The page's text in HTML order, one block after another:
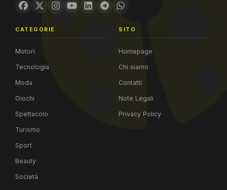
CATEGORIE
Motori
Tecnologia
Moda
Giochi
Spettacolo
Turismo
Sport
Beauty
Società
SITO
Homepage
Chi siamo
Contatti
Note Legali
Privacy Policy